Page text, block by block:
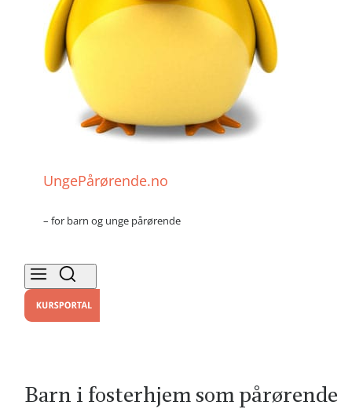
UngePårørende.no
– for barn og unge pårørende
Barn i fosterhjem som pårørende